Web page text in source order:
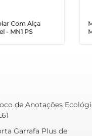
Com Alça
- MN1 PS
de Anotações
Garrafa Plus de